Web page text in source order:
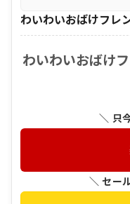
わいわいおばけフレ
わいわいおばけ
＼ 只
＼ セー